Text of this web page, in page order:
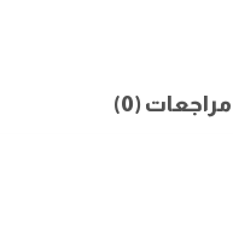
مراجعات (0)